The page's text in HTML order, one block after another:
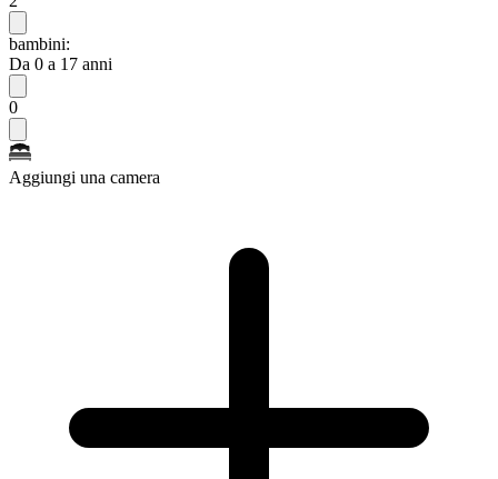
bambini:
Da 0 a 17 anni
0
Aggiungi una camera